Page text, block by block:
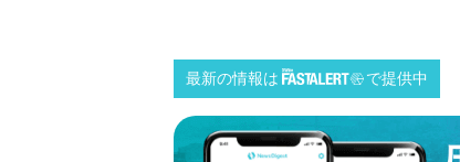
最新の情報は で提供中